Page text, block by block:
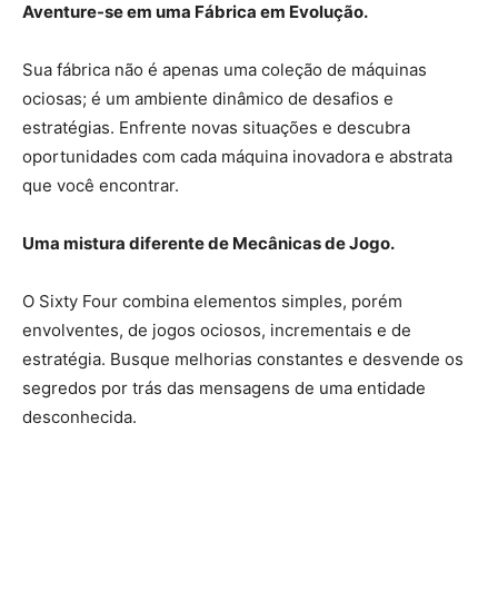
Aventure-se em uma Fábrica em Evolução.
Sua fábrica não é apenas uma coleção de máquinas
ociosas; é um ambiente dinâmico de desafios e
estratégias. Enfrente novas situações e descubra
oportunidades com cada máquina inovadora e abstrata
que você encontrar.
Uma mistura diferente de Mecânicas de Jogo.
O Sixty Four combina elementos simples, porém
envolventes, de jogos ociosos, incrementais e de
estratégia. Busque melhorias constantes e desvende os
segredos por trás das mensagens de uma entidade
desconhecida.